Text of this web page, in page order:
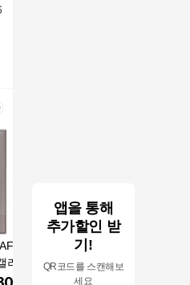
앱을 통해
추가할인 받
기!
QR코드를 스캔해보
세요
러리 2in1 에어
컨 17+6평 일반배관형
삼성전자 17평 인버터
2in1 에어컨 AF60F17
D11WR Q9000 가정용